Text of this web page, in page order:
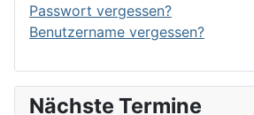
Passwort vergessen?
Benutzername vergessen?
Nächste Termine